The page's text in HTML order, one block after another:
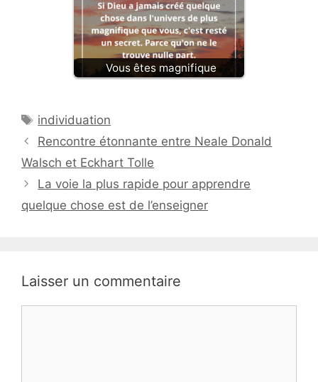
Vous êtes magnifique
Étiquettes
individuation
Rencontre étonnante entre Neale Donald
Walsch et Eckhart Tolle
La voie la plus rapide pour apprendre
quelque chose est de l’enseigner
Laisser un commentaire